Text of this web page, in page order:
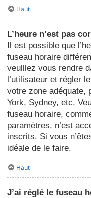
Haut
L’heure n’est pas
Il est possible que
fuseau horaire
veuillez vous rendre
l’utilisateur et régler
votre zone adéquate,
York, Sydney, etc.
fuseau horaire,
paramètres, n’est
inscrits. Si vous
idéale de le faire.
Haut
J’ai réglé le fuseau